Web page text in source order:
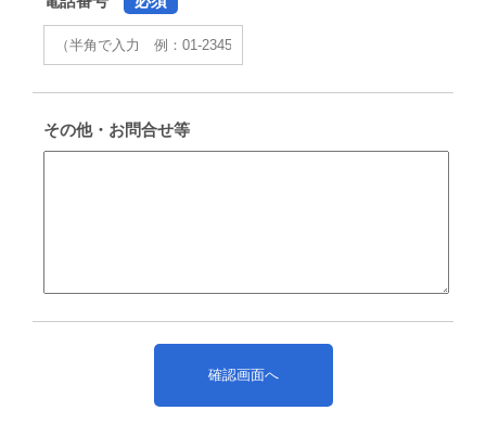
その他・お問合せ等